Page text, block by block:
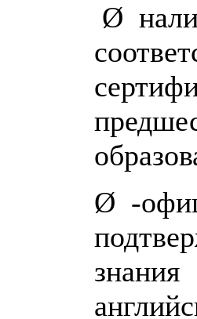
Ø
Ø -
знания